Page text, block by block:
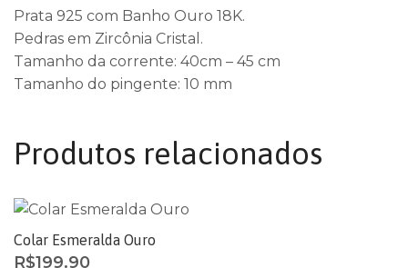
Prata 925 com Banho Ouro 18K.
Pedras em Zircônia Cristal.
Tamanho da corrente: 40cm – 45 cm
Tamanho do pingente: 10 mm
Produtos relacionados
Colar Esmeralda Ouro
R$199.90